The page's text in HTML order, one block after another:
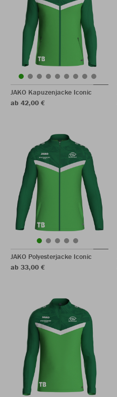
JAKO Kapuzenjacke Iconic
ab 42,00 €
JAKO Polyesterjacke Iconic
ab 33,00 €